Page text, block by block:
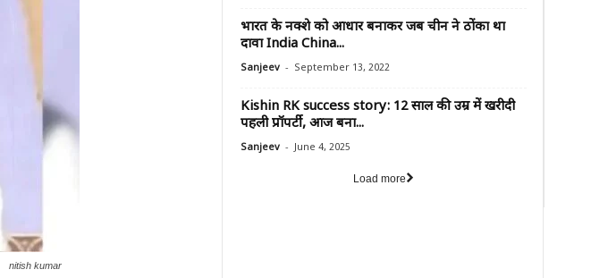
nitish kumar
भारत के नक्शे को आधार बनाकर जब चीन ने ठोंका था
दावा India China...
Sanjeev - September 13, 2022
Kishin RK success story: 12 साल की उम्र में खरीदी
पहली प्रॉपर्टी, आज बना...
Sanjeev - June 4, 2025
Load more